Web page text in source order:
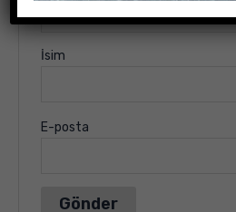
İsim
E-posta